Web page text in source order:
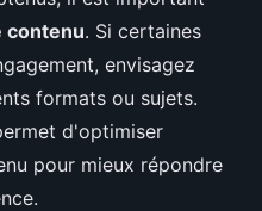
contenu. Si certaines
envisagez
formats ou sujets.
d'optimiser
pour mieux répondre